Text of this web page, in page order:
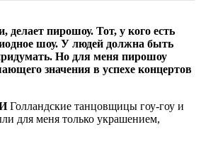
делает пирошоу. Тот, у кого есть
шоу. У людей должна быть
Но для меня пирошоу
значения в успехе концертов
Голландские танцовщицы гоу-гоу и
для меня только украшением,